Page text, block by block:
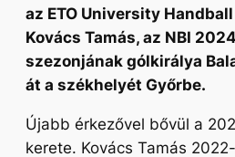
az ETO University
Kovács Tamás, az NBI
szezonjának gólkirálya
át a székhelyét Győrbe.
Újabb érkezővel bővül a
kerete. Kovács Tamás